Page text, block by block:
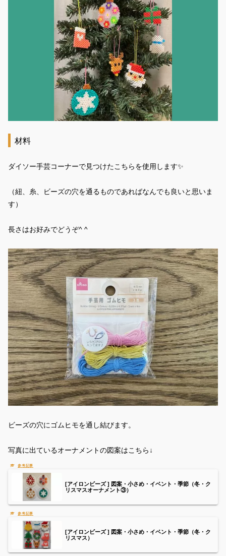
材料
ダイソー手芸コーナーで見つけたこちらを使用します✨
（紐、糸、ビーズの穴を通るものであればなんでも良いと思いま
す）
長さはお好みでどうぞ^ ^
ビーズの穴にゴムヒモを通し結びます。
写真に出ているオーナメントの図案はこちら↓
[アイロンビーズ ] 図案・小さめ・イベント・季節（冬・ク
リスマスオーナメント③）
[アイロンビーズ ] 図案・小さめ・イベント・季節（冬・ク
リスマス）